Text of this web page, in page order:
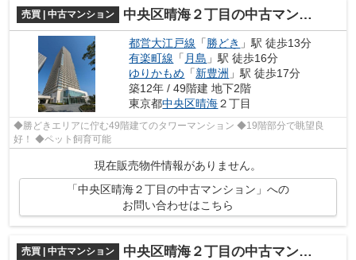
売買 | 中古マンション 中央区晴海２丁目の中古マンション
都営大江戸線 「勝どき 」駅 徒歩13分
有楽町線 「 月島 」駅 徒歩16分
ゆりかもめ 「新豊洲 」駅 徒歩17分
築12年 / 49階建 地下2階
東京都中央区晴海２丁目
◆勝どきエリアに佇む49階建てのタワーマンション ◆19階部分で眺望良
好！ ◆ペット飼育可能
現在販売物件情報がありません。
「中央区晴海２丁目の中古マンション」への
お問い合わせはこちら
売買 | 中古マンション 中央区晴海２丁目の中古マンション